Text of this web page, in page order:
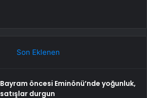
Son Eklenen
Bayram öncesi Eminönü’nde yoğunluk,
satışlar durgun